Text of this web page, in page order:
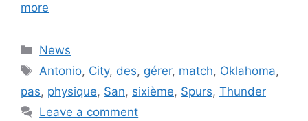
more
Categories
News
Tags
Antonio, City, des, gérer, match, Oklahoma,
pas, physique, San, sixième, Spurs, Thunder
Leave a comment